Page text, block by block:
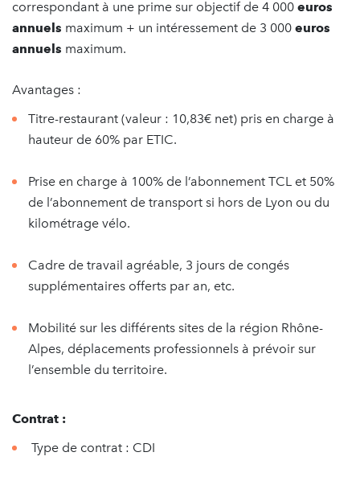
correspondant à une prime sur objectif de 4 000 euros
annuels maximum + un intéressement de 3 000 euros
annuels maximum.
Avantages :
Titre-restaurant (valeur : 10,83€ net) pris en charge à
hauteur de 60% par ETIC.
Prise en charge à 100% de l’abonnement TCL et 50%
de l’abonnement de transport si hors de Lyon ou du
kilométrage vélo.
Cadre de travail agréable, 3 jours de congés
supplémentaires offerts par an, etc.
Mobilité sur les différents sites de la région Rhône-
Alpes, déplacements professionnels à prévoir sur
l’ensemble du territoire.
Contrat :
Type de contrat : CDI